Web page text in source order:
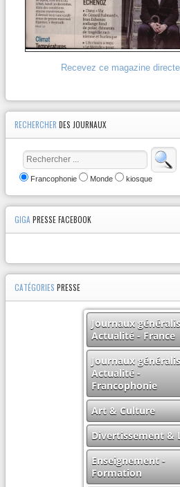
Recevez ce magazine
RECHERCHER DES JOURNAUX
Francophonie Monde kiosque
GIGA PRESSE FACEBOOK
CATÉGORIES PRESSE
Journaux
Actualité - France
Journaux
Actualité -
Francophonie
Art & Culture
Divertissement &
Enseignement -
Formation